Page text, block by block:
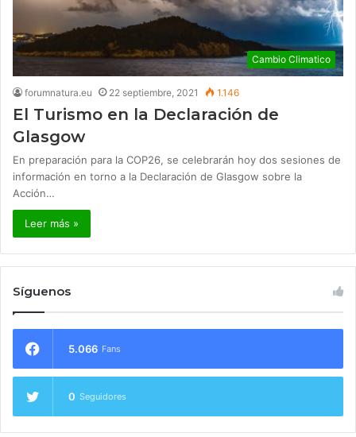
Cambio Climatico
forumnatura.eu 22 septiembre, 2021 1.146
El Turismo en la Declaración de
Glasgow
En preparación para la COP26, se celebrarán hoy dos sesiones de
información en torno a la Declaración de Glasgow sobre la
Acción…
Leer más »
Síguenos
5.066 Fans
0 Seguidores